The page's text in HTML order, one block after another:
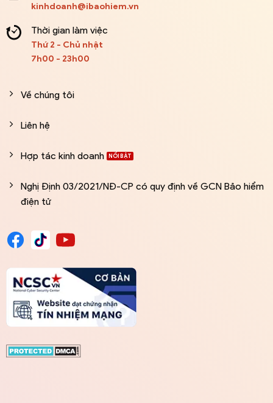
kinhdoanh@ibaohiem.vn
Thời gian làm việc
Thứ 2 - Chủ nhật
7h00 - 23h00
Về chúng tôi
Liên hệ
Hợp tác kinh doanh
Nghị Định 03/2021/NĐ-CP có quy định về GCN Bảo hiểm
điện tử